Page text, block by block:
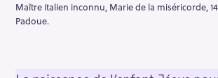
Maître italien inconnu, Marie de la miséricorde,
Padoue.